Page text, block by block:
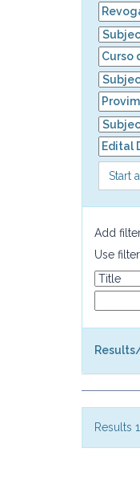
Start
Add
Use
Results